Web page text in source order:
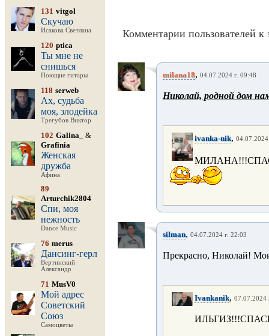
131 vitgol
Скучаю
Исакова Светлана
120 ptica
Ты мне не
снишься
Поющие гитары
118 serweb
Ах, судьба
моя, злодейка
Трегубов Виктор
102 Galina_
&
Grafinia
Женская
дружба
Афина
89
Arturchik2804
Спи, моя
нежность
Dance Music
76 merus
Дансинг-герл
Вертинский
Александр
71 MusV0
Мой адрес
Советский
Союз
Самоцветы
Комментарии пользователей к
milana18, 04.07.2024 г. 09:48
Николай, родной дом
ivanka-nik,
silman, 04.07.2024 г. 22:03
Прекрасно, Николай!
Ivankanik, 07.07.2024